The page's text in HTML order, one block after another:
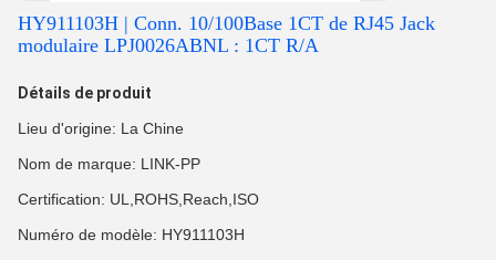
HY911103H | Conn. 10/100Base 1CT de RJ45 Jack
modulaire LPJ0026ABNL : 1CT R/A
Détails de produit
Lieu d'origine: La Chine
Nom de marque: LINK-PP
Certification: UL,ROHS,Reach,ISO
Numéro de modèle: HY911103H